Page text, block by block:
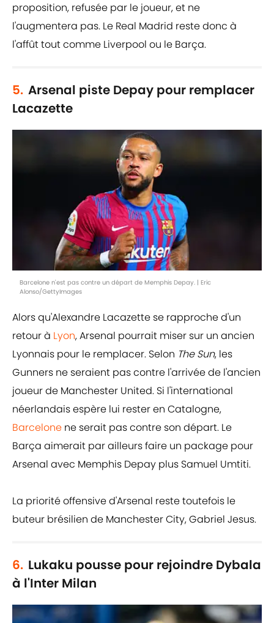
proposition, refusée par le joueur, et ne
l'augmentera pas. Le Real Madrid reste donc à
l'affût tout comme Liverpool ou le Barça.
5. Arsenal piste Depay pour remplacer
Lacazette
Barcelone n'est pas contre un départ de Memphis Depay. | Eric
Alonso/GettyImages
Alors qu'Alexandre Lacazette se rapproche d'un
retour à Lyon, Arsenal pourrait miser sur un ancien
Lyonnais pour le remplacer. Selon The Sun, les
Gunners ne seraient pas contre l'arrivée de l'ancien
joueur de Manchester United. Si l'international
néerlandais espère lui rester en Catalogne,
Barcelone ne serait pas contre son départ. Le
Barça aimerait par ailleurs faire un package pour
Arsenal avec Memphis Depay plus Samuel Umtiti.
La priorité offensive d'Arsenal reste toutefois le
buteur brésilien de Manchester City, Gabriel Jesus.
6. Lukaku pousse pour rejoindre Dybala
à l'Inter Milan